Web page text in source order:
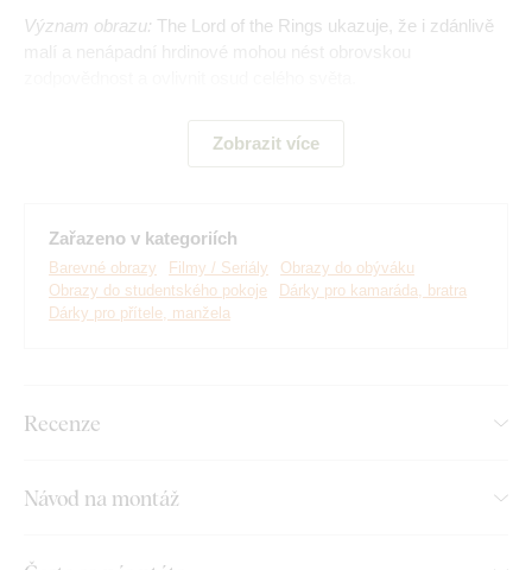
Význam obrazu: The Lord of the Rings ukazuje, že i zdánlivě
Rám zobrazený na obrazu je vytištěný společně
Zobrazit více
Zařazeno v kategoriích
Barevné obrazy Filmy / Seriály
Obrazy do obýváku
Obrazy do studentského pokoje
Dárky pro kamaráda, bratra
Dárky pro přítele, manžela
Recenze
Návod na montáž